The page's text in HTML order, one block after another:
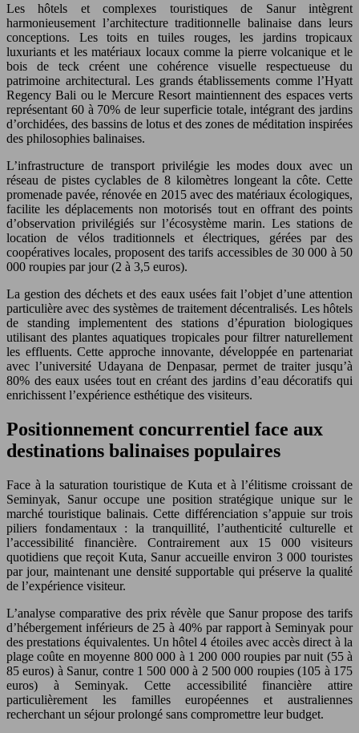
Les hôtels et complexes touristiques de Sanur intègrent
harmonieusement l’architecture traditionnelle balinaise dans leurs
conceptions. Les toits en tuiles rouges, les jardins tropicaux
luxuriants et les matériaux locaux comme la pierre volcanique et le
bois de teck créent une cohérence visuelle respectueuse du
patrimoine architectural. Les grands établissements comme l’Hyatt
Regency Bali ou le Mercure Resort maintiennent des espaces verts
représentant 60 à 70% de leur superficie totale, intégrant des jardins
d’orchidées, des bassins de lotus et des zones de méditation inspirées
des philosophies balinaises.
L’infrastructure de transport privilégie les modes doux avec un
réseau de pistes cyclables de 8 kilomètres longeant la côte. Cette
promenade pavée, rénovée en 2015 avec des matériaux écologiques,
facilite les déplacements non motorisés tout en offrant des points
d’observation privilégiés sur l’écosystème marin. Les stations de
location de vélos traditionnels et électriques, gérées par des
coopératives locales, proposent des tarifs accessibles de 30 000 à 50
000 roupies par jour (2 à 3,5 euros).
La gestion des déchets et des eaux usées fait l’objet d’une attention
particulière avec des systèmes de traitement décentralisés. Les hôtels
de standing implementent des stations d’épuration biologiques
utilisant des plantes aquatiques tropicales pour filtrer naturellement
les effluents. Cette approche innovante, développée en partenariat
avec l’université Udayana de Denpasar, permet de traiter jusqu’à
80% des eaux usées tout en créant des jardins d’eau décoratifs qui
enrichissent l’expérience esthétique des visiteurs.
Positionnement concurrentiel face aux
destinations balinaises populaires
Face à la saturation touristique de Kuta et à l’élitisme croissant de
Seminyak, Sanur occupe une position stratégique unique sur le
marché touristique balinais. Cette différenciation s’appuie sur trois
piliers fondamentaux : la tranquillité, l’authenticité culturelle et
l’accessibilité financière. Contrairement aux 15 000 visiteurs
quotidiens que reçoit Kuta, Sanur accueille environ 3 000 touristes
par jour, maintenant une densité supportable qui préserve la qualité
de l’expérience visiteur.
L’analyse comparative des prix révèle que Sanur propose des tarifs
d’hébergement inférieurs de 25 à 40% par rapport à Seminyak pour
des prestations équivalentes. Un hôtel 4 étoiles avec accès direct à la
plage coûte en moyenne 800 000 à 1 200 000 roupies par nuit (55 à
85 euros) à Sanur, contre 1 500 000 à 2 500 000 roupies (105 à 175
euros) à Seminyak. Cette accessibilité financière attire
particulièrement les familles européennes et australiennes
recherchant un séjour prolongé sans compromettre leur budget.